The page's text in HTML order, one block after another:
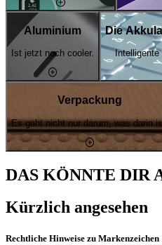
Aluminium
Ist jetzt noch cooler.
Die
Intelligente
Verpackung
Es geht nicht nur darum, was darin
DAS KÖNNTE DIR
Kürzlich angesehen
Rechtliche Hinweise zu Markenzeichen